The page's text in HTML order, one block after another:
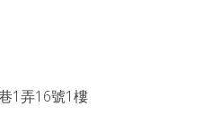
1弄16號1樓